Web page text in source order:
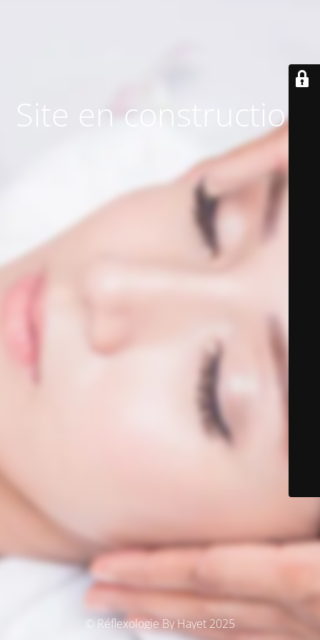
Site en construction
© Réflexologie By Hayet 2025